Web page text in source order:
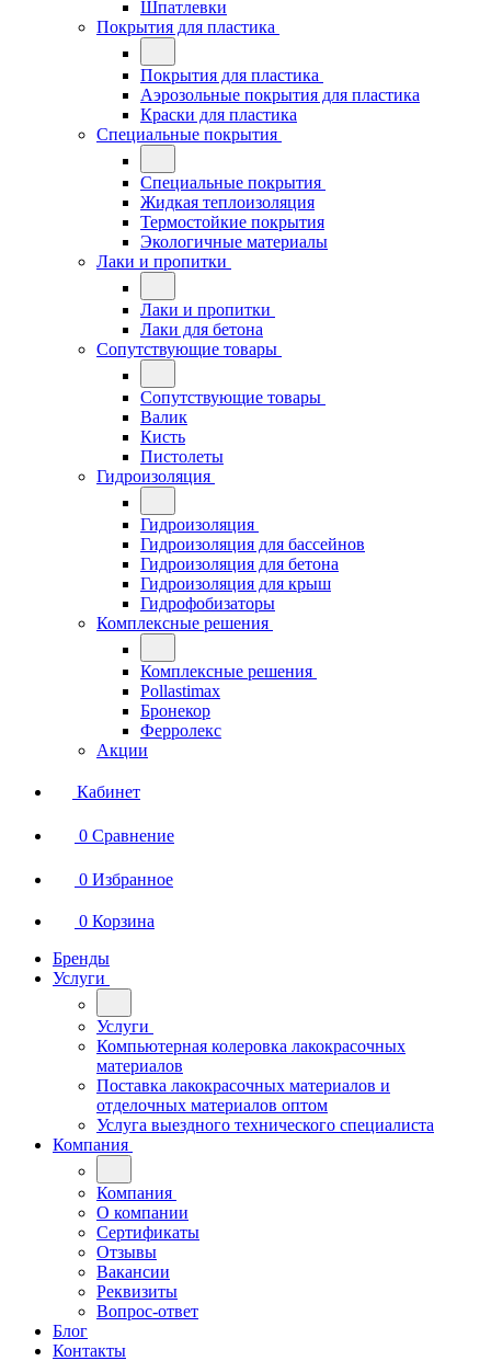
Шпатлевки
Покрытия для пластика
Покрытия для пластика
Аэрозольные покрытия для пластика
Краски для пластика
Специальные покрытия
Специальные покрытия
Жидкая теплоизоляция
Термостойкие покрытия
Экологичные материалы
Лаки и пропитки
Лаки и пропитки
Лаки для бетона
Сопутствующие товары
Сопутствующие товары
Валик
Кисть
Пистолеты
Гидроизоляция
Гидроизоляция
Гидроизоляция для бассейнов
Гидроизоляция для бетона
Гидроизоляция для крыш
Гидрофобизаторы
Комплексные решения
Комплексные решения
Pollastimax
Бронекор
Ферролекс
Акции
Кабинет
0 Сравнение
0 Избранное
0 Корзина
Бренды
Услуги
Услуги
Компьютерная колеровка лакокрасочных
материалов
Поставка лакокрасочных материалов и
отделочных материалов оптом
Услуга выездного технического специалиста
Компания
Компания
О компании
Сертификаты
Отзывы
Вакансии
Реквизиты
Вопрос-ответ
Блог
Контакты